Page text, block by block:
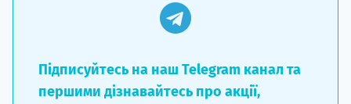
Підписуйтесь на наш Telegram канал та
першими дізнавайтесь про акції,